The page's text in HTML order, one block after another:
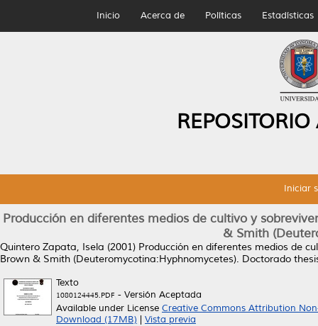
Inicio Acerca de Políticas Estadísticas
Iniciar
Producción en diferentes medios de cultivo y
& Smith
Quintero Zapata, Isela (2001) Producción en diferentes medios de
Brown & Smith (Deuteromycotina:Hyphnomycetes). Doctorado
Texto
1080124445.PDF - Versión Aceptada
Available under License Creative Commons Attribution
Download (17MB)
Vista previa